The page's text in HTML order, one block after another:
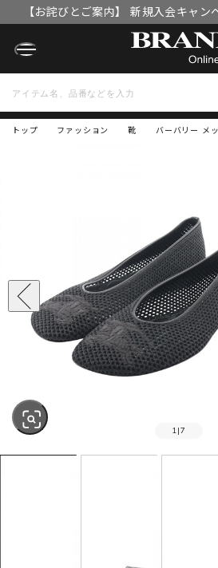
【お詫びとご案内】 新規入会キャン
OFFクーポン」付与漏れ
トップ バーバリー メ
ファッション 靴
1 |7